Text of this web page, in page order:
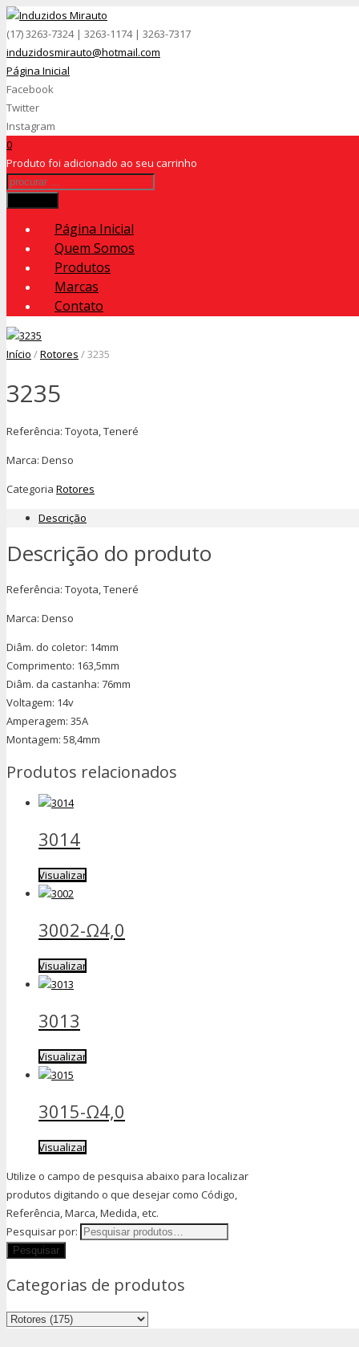
(17) 3263-7324 | 3263-1174 | 3263-7317
induzidosmirauto@hotmail.com
Página Inicial
Facebook
Twitter
Instagram
0
Produto foi adicionado ao seu carrinho
Página Inicial
Quem Somos
Produtos
Marcas
Contato
Início /Rotores / 3235
3235
Referência: Toyota, Teneré
Marca: Denso
Categoria Rotores
Descrição
Descrição do produto
Referência: Toyota, Teneré
Marca: Denso
Diâm. do coletor: 14mm
Comprimento: 163,5mm
Diâm. da castanha: 76mm
Voltagem: 14v
Amperagem: 35A
Montagem: 58,4mm
Produtos relacionados
3014
Visualizar
3002-Ω4,0
Visualizar
3013
Visualizar
3015-Ω4,0
Visualizar
Utilize o campo de pesquisa abaixo para localizar
produtos digitando o que desejar como Código,
Referência, Marca, Medida, etc.
Pesquisar por:
Categorias de produtos